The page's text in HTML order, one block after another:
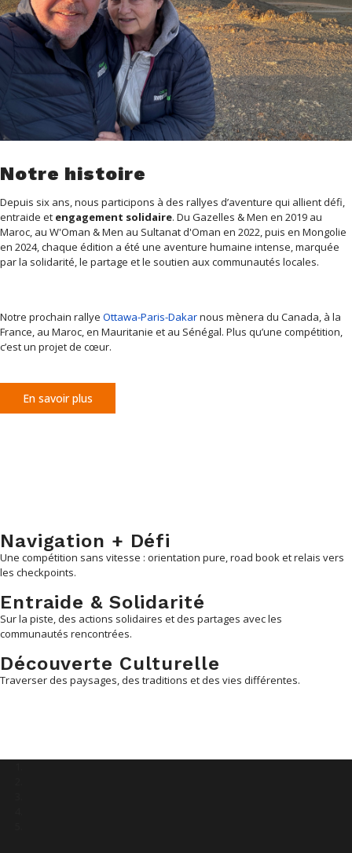
Notre histoire
Depuis six ans, nous participons à des rallyes d’aventure qui allient défi,
entraide et engagement solidaire. Du Gazelles & Men en 2019 au
Maroc, au W'Oman & Men au Sultanat d'Oman en 2022, puis en Mongolie
en 2024, chaque édition a été une aventure humaine intense, marquée
par la solidarité, le partage et le soutien aux communautés locales.
Notre prochain rallye Ottawa-Paris-Dakarnous mènera du Canada, à la
France, au Maroc, en Mauritanie et au Sénégal. Plus qu’une compétition,
c’est un projet de cœur.
En savoir plus
Navigation + Défi
Une compétition sans vitesse : orientation pure, road book et relais vers
les checkpoints.
Entraide & Solidarité
Sur la piste, des actions solidaires et des partages avec les
communautés rencontrées.
Découverte Culturelle
Traverser des paysages, des traditions et des vies différentes.